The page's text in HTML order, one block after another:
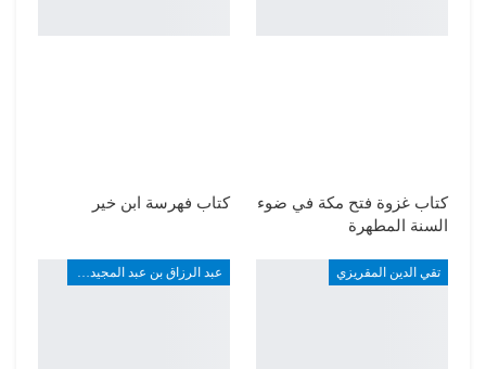
كتاب غزوة فتح مكة في ضوء
السنة المطهرة
كتاب فهرسة ابن خير
تقي الدين المقريزي عبد الرزاق بن عبد المجيد ألارو